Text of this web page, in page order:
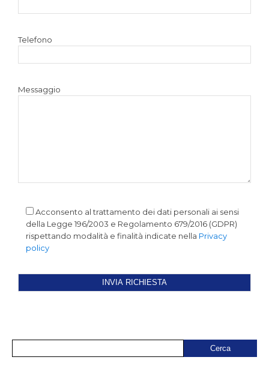
Telefono
Messaggio
Acconsento al trattamento dei dati personali ai sensi
della Legge 196/2003 e Regolamento 679/2016 (GDPR)
rispettando modalità e finalità indicate nella Privacy
policy